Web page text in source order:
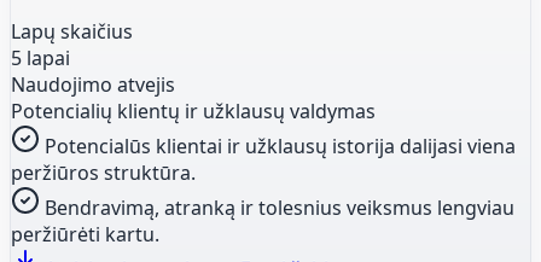
Lapų skaičius
5 lapai
Naudojimo atvejis
Potencialių klientų ir užklausų valdymas
Potencialūs klientai ir užklausų istorija dalijasi viena
peržiūros struktūra.
Bendravimą, atranką ir tolesnius veiksmus lengviau
peržiūrėti kartu.